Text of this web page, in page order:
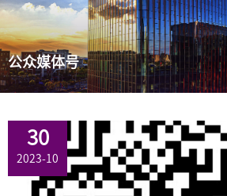
师资力量
学术研究
研究中心
职业发展
DAFI招聘
公众媒体号
30
2023-10